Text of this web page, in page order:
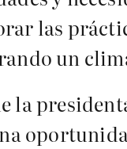
las
un
la